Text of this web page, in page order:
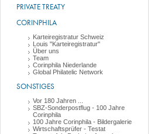
PRIVATE TREATY
CORINPHILA
Karteiregistratur Schweiz
Louis "Karteiregistratur"
Über uns
Team
Corinphila Niederlande
Global Philatelic Network
SONSTIGES
Vor 180 Jahren ...
SBZ-Sonderpostflug - 100 Jahre
Corinphila
100 Jahre Corinphila - Bildergalerie
Wirtschaftsprüfer - Testat